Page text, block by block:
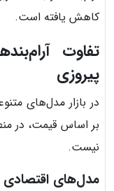
کاهش یافته است.
تفاوت
پیروزی
در بازار مدل‌های
بر اساس قیمت، در
نیست.
مدل‌های اقتصادی